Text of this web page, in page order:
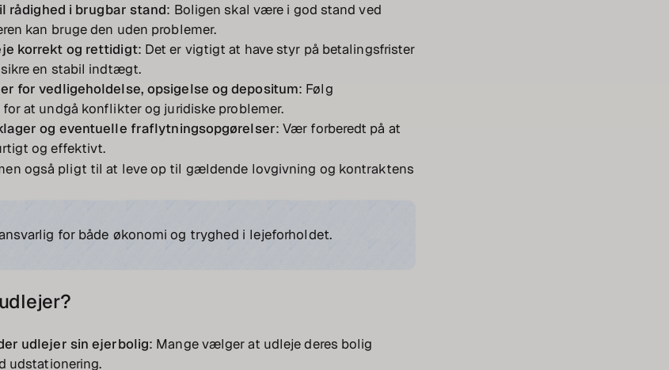
rådighed i brugbar stand: Boligen skal være i god stand ved
kan bruge den uden problemer.
korrekt og rettidigt: Det er vigtigt at have styr på betalingsfrister
en stabil indtægt.
for vedligeholdelse, opsigelse og depositum: Følg
at undgå konflikter og juridiske problemer.
og eventuelle fraflytningsopgørelser: Vær forberedt på at
og effektivt.
også pligt til at leve op til gældende lovgivning og kontraktens
for både økonomi og tryghed i lejeforholdet.
udlejer sin ejerbolig: Mange vælger at udleje deres bolig
udstationering.